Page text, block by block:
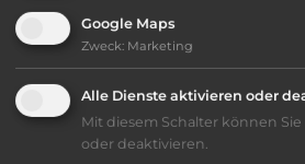
Lage: schön
Geräuschkulisse:
Stromanschluss
Google Maps
Zweck: Marketing
Alle Dienste aktivieren oder
Mit diesem Schalter können
oder deaktivieren.